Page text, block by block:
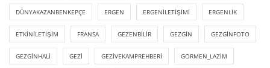
DÜNYAKAZANBENKEPÇE ERGEN ERGENILETIŞIMI ERGENLIK
ETKINILETIŞIM FRANSA GEZENBILIR GEZGIN GEZGINFOTO
GEZGINHALI GEZI GEZIVEKAMPREHBERI GORMEN_LAZIM